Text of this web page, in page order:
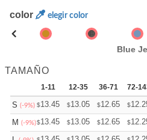
color elegir color
Blue
TAMAÑO
1-11 12-35 36-71 72-
S (-9%) $13.45 $13.05 $12.65 $
M (-9%)$13.45 $13.05 $12.65 $